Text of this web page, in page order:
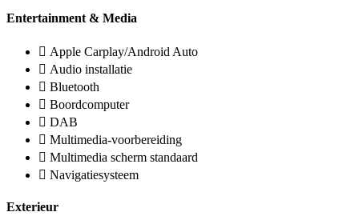
Entertainment & Media
Apple Carplay/Android Auto
Audio installatie
Bluetooth
Boordcomputer
DAB
Multimedia-voorbereiding
Multimedia scherm standaard
Navigatiesysteem
Exterieur